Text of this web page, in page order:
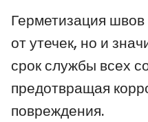
Герметизация
от утечек, но и
срок службы всех
предотвращая
повреждения.